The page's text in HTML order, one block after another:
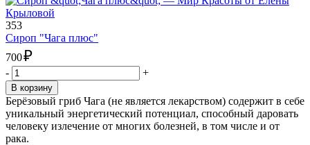
353
Сироп "Чага плюс"
700₽
- +
В корзину
Берёзовый гриб Чага (не является лекарством) содержит в себе
уникальный энергетический потенциал, способный даровать
человеку излечение от многих болезней, в том числе и от
рака.